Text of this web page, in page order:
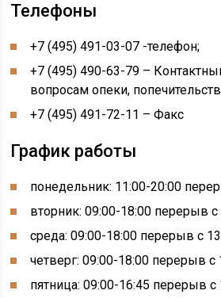
Телефоны
+7 (495) 491-03-07 -телефон;
+7 (495) 490-63-79 –
вопросам опеки,
+7 (495) 491-72-11 – Факс
График работы
понедельник: 11:00-20:00
вторник: 09:00-18:00 перерыв с
среда: 09:00-18:00 перерыв с
четверг: 09:00-18:00 перерыв с
пятница: 09:00-16:45 перерыв с